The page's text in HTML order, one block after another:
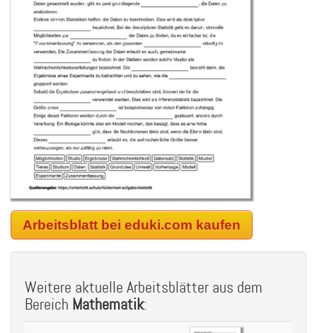
Arbeitsblatt bei eduki.com kaufen
Weitere aktuelle Arbeitsblätter aus dem
Bereich Mathematik: